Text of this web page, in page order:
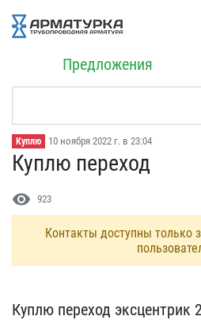
Предложения
Куплю 10 ноября 2022 г. в 23:04
Куплю переход
visibility 923
Контакты доступны только
Куплю переход эксцентрик​